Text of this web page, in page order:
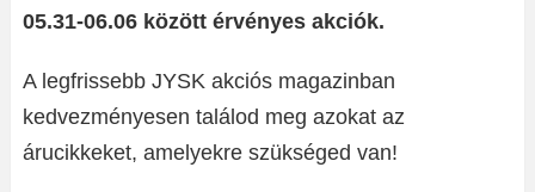
05.31-06.06 között érvényes akciók.
A legfrissebb JYSK akciós magazinban
kedvezményesen találod meg azokat az
árucikkeket, amelyekre szükséged van!